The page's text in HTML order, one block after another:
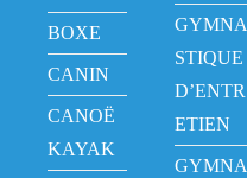
BOXE
CANIN
CANOË
KAYAK
GYMNA
STIQUE
D’ENTR
ETIEN
GYMNA